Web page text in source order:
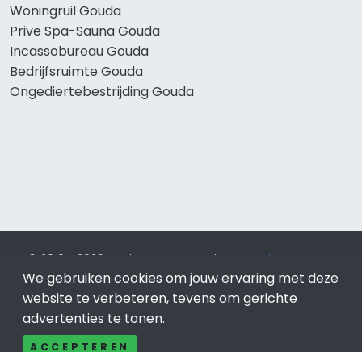
Woningruil Gouda
Prive Spa-Sauna Gouda
Incassobureau Gouda
Bedrijfsruimte Gouda
Ongediertebestrijding Gouda
© 2019 - 2026 Realisatie en SEO door SEO-bureau
Lion
Internet. Betaal alleen voor bewezen resultaten?SEO
optimalisatie No Cure No Pay.Goudais onderdeel van Lion
Internet.
We gebruiken cookies om jouw ervaring met deze
website te verbeteren, tevens om gerichte
advertenties te tonen.
ACCEPTEREN